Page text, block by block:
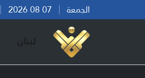
الجمعة
لبنان